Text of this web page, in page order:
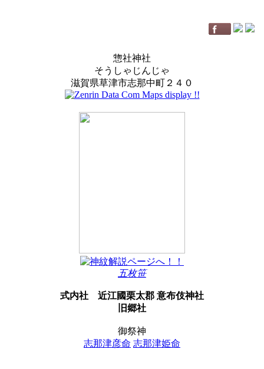
惣社神社
そうしゃじんじゃ
滋賀県草津市志那中町２４０
五枚笹
式内社
近江國栗太郡 意布伎神社
旧郷社
御祭神
志那津彦命 志那津姫命